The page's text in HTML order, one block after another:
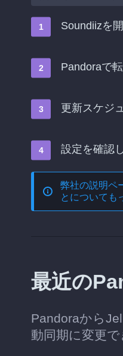
Soundiizを
Pandoraで
更新スケジ
設定を確認
弊社の説明ペ
とについても
最近の
Pandoraから
動同期に変更で